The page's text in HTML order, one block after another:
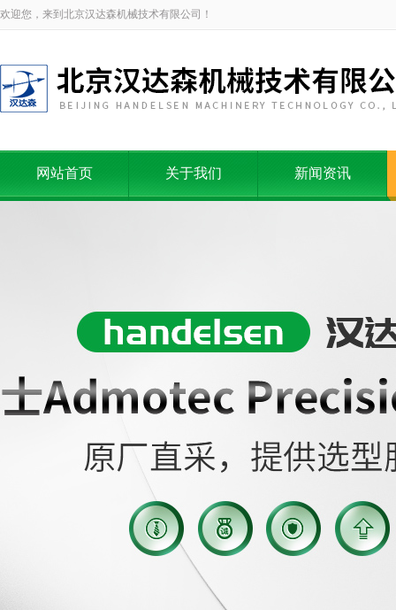
欢迎您，来到北京汉达森机械技术有限公司！
网站首页 关于我们 新闻资讯